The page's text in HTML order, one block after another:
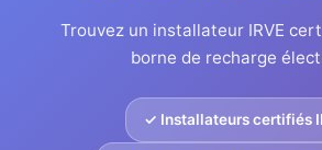
Trouvez un installateur IRVE
borne de recharge
✓ Installateurs certifiés